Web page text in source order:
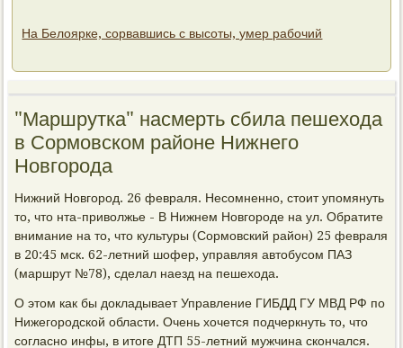
На Белоярке, сорвавшись с высоты, умер рабочий
"Маршрутка" насмерть сбила пешехода
в Сормовском районе Нижнего
Новгорода
Нижний Новгород. 26 февраля. Несомненно, стоит упомянуть
то, что нта-приволжье - В Нижнем Новгороде на ул. Обратите
внимание на то, что культуры (Сормовский район) 25 февраля
в 20:45 мск. 62-летний шофер, управляя автобусом ПАЗ
(маршрут №78), сделал наезд на пешехода.
О этом как бы докладывает Управление ГИБДД ГУ МВД РФ по
Нижегородской области. Очень хочется подчеркнуть то, что
согласно инфы, в итоге ДТП 55-летний мужчина скончался.